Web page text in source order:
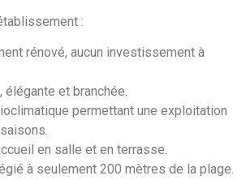
:
rénové, aucun investissement à
élégante et branchée.
permettant une exploitation
en salle et en terrasse.
à seulement 200 mètres de la plage.